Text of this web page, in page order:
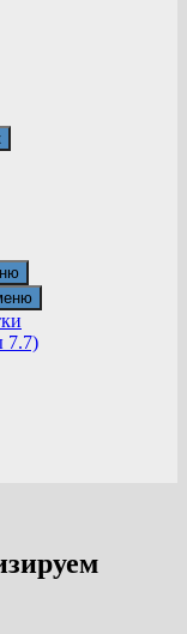
7.7)